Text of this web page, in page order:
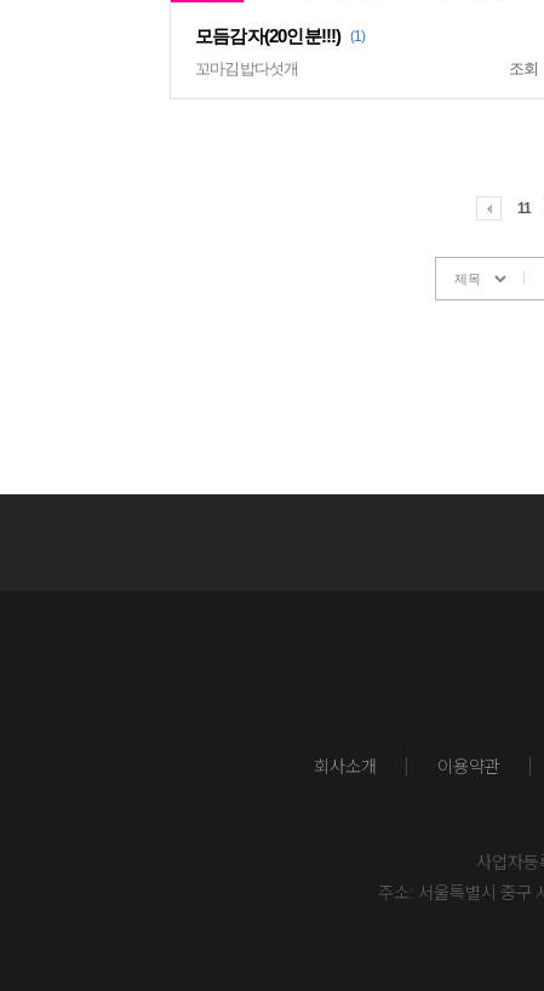
모듬감자(20인분!!!) (1)
꼬마김밥다섯개 조회
11
회사소개 이용약관
사업자
주소: 서울특별시 중구